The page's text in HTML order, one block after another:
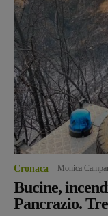
Cronaca Monica
Bucine,
Pancrazio.